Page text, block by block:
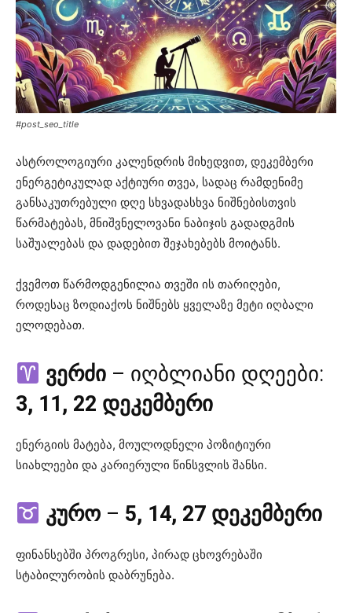
#post_seo_title
ასტროლოგიური კალენდრის მიხედვით, დეკემბერი
ენერგეტიკულად აქტიური თვეა, სადაც რამდენიმე
განსაკუთრებული დღე სხვადასხვა ნიშნებისთვის
წარმატებას, მნიშვნელოვანი ნაბიჯის გადადგმის
საშუალებას და დადებით შეჯახებებს მოიტანს.
ქვემოთ წარმოდგენილია თვეში ის თარიღები,
როდესაც ზოდიაქოს ნიშნებს ყველაზე მეტი იღბალი
ელოდებათ.
ვერძი– იღბლიანი დღეები:
3, 11, 22 დეკემბერი
ენერგიის მატება, მოულოდნელი პოზიტიური
სიახლეები და კარიერული წინსვლის შანსი.
კურო– 5, 14, 27 დეკემბერი
ფინანსებში პროგრესი, პირად ცხოვრებაში
სტაბილურობის დაბრუნება.